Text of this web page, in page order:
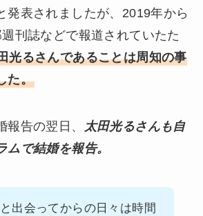
発表されましたが、2019年から
刊誌などで報道されていたた
光るさんであることは周知の事
た。
報告の翌日、
太田光るさんも自
ムで結婚を報告。
出会ってからの日々は時間